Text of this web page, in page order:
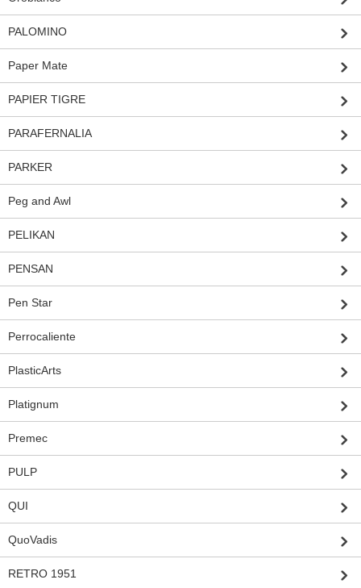
PALOMINO
Paper Mate
PAPIER TIGRE
PARAFERNALIA
PARKER
Peg and Awl
PELIKAN
PENSAN
Pen Star
Perrocaliente
PlasticArts
Platignum
Premec
PULP
QUI
QuoVadis
RETRO 1951